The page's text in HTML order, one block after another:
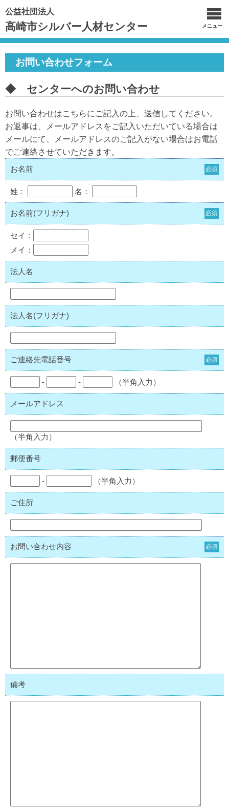
公益社団法人
高崎市シルバー人材センター メニュー
お問い合わせフォーム
◆ センターへのお問い合わせ
お問い合わせはこちらにご記入の上、送信してください。
お返事は、メールアドレスをご記入いただいている場合は
メールにて、メールアドレスのご記入がない場合はお電話
でご連絡させていただきます。
お名前
必須
姓： 名：
お名前(フリガナ) 必須
セイ：
メイ：
法人名
法人名(フリガナ)
ご連絡先電話番号 必須
- - （半角入力）
メールアドレス
（半角入力）
郵便番号
- （半角入力）
ご住所
お問い合わせ内容 必須
備考